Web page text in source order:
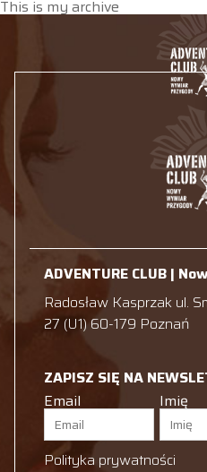
This is my archive
ADVENTURE CLUB |
Radosław Kasprzak ul.
27 (U1) 60-179 Poznań
ZAPISZ SIĘ NA
Email
Imię
Polityka prywatności